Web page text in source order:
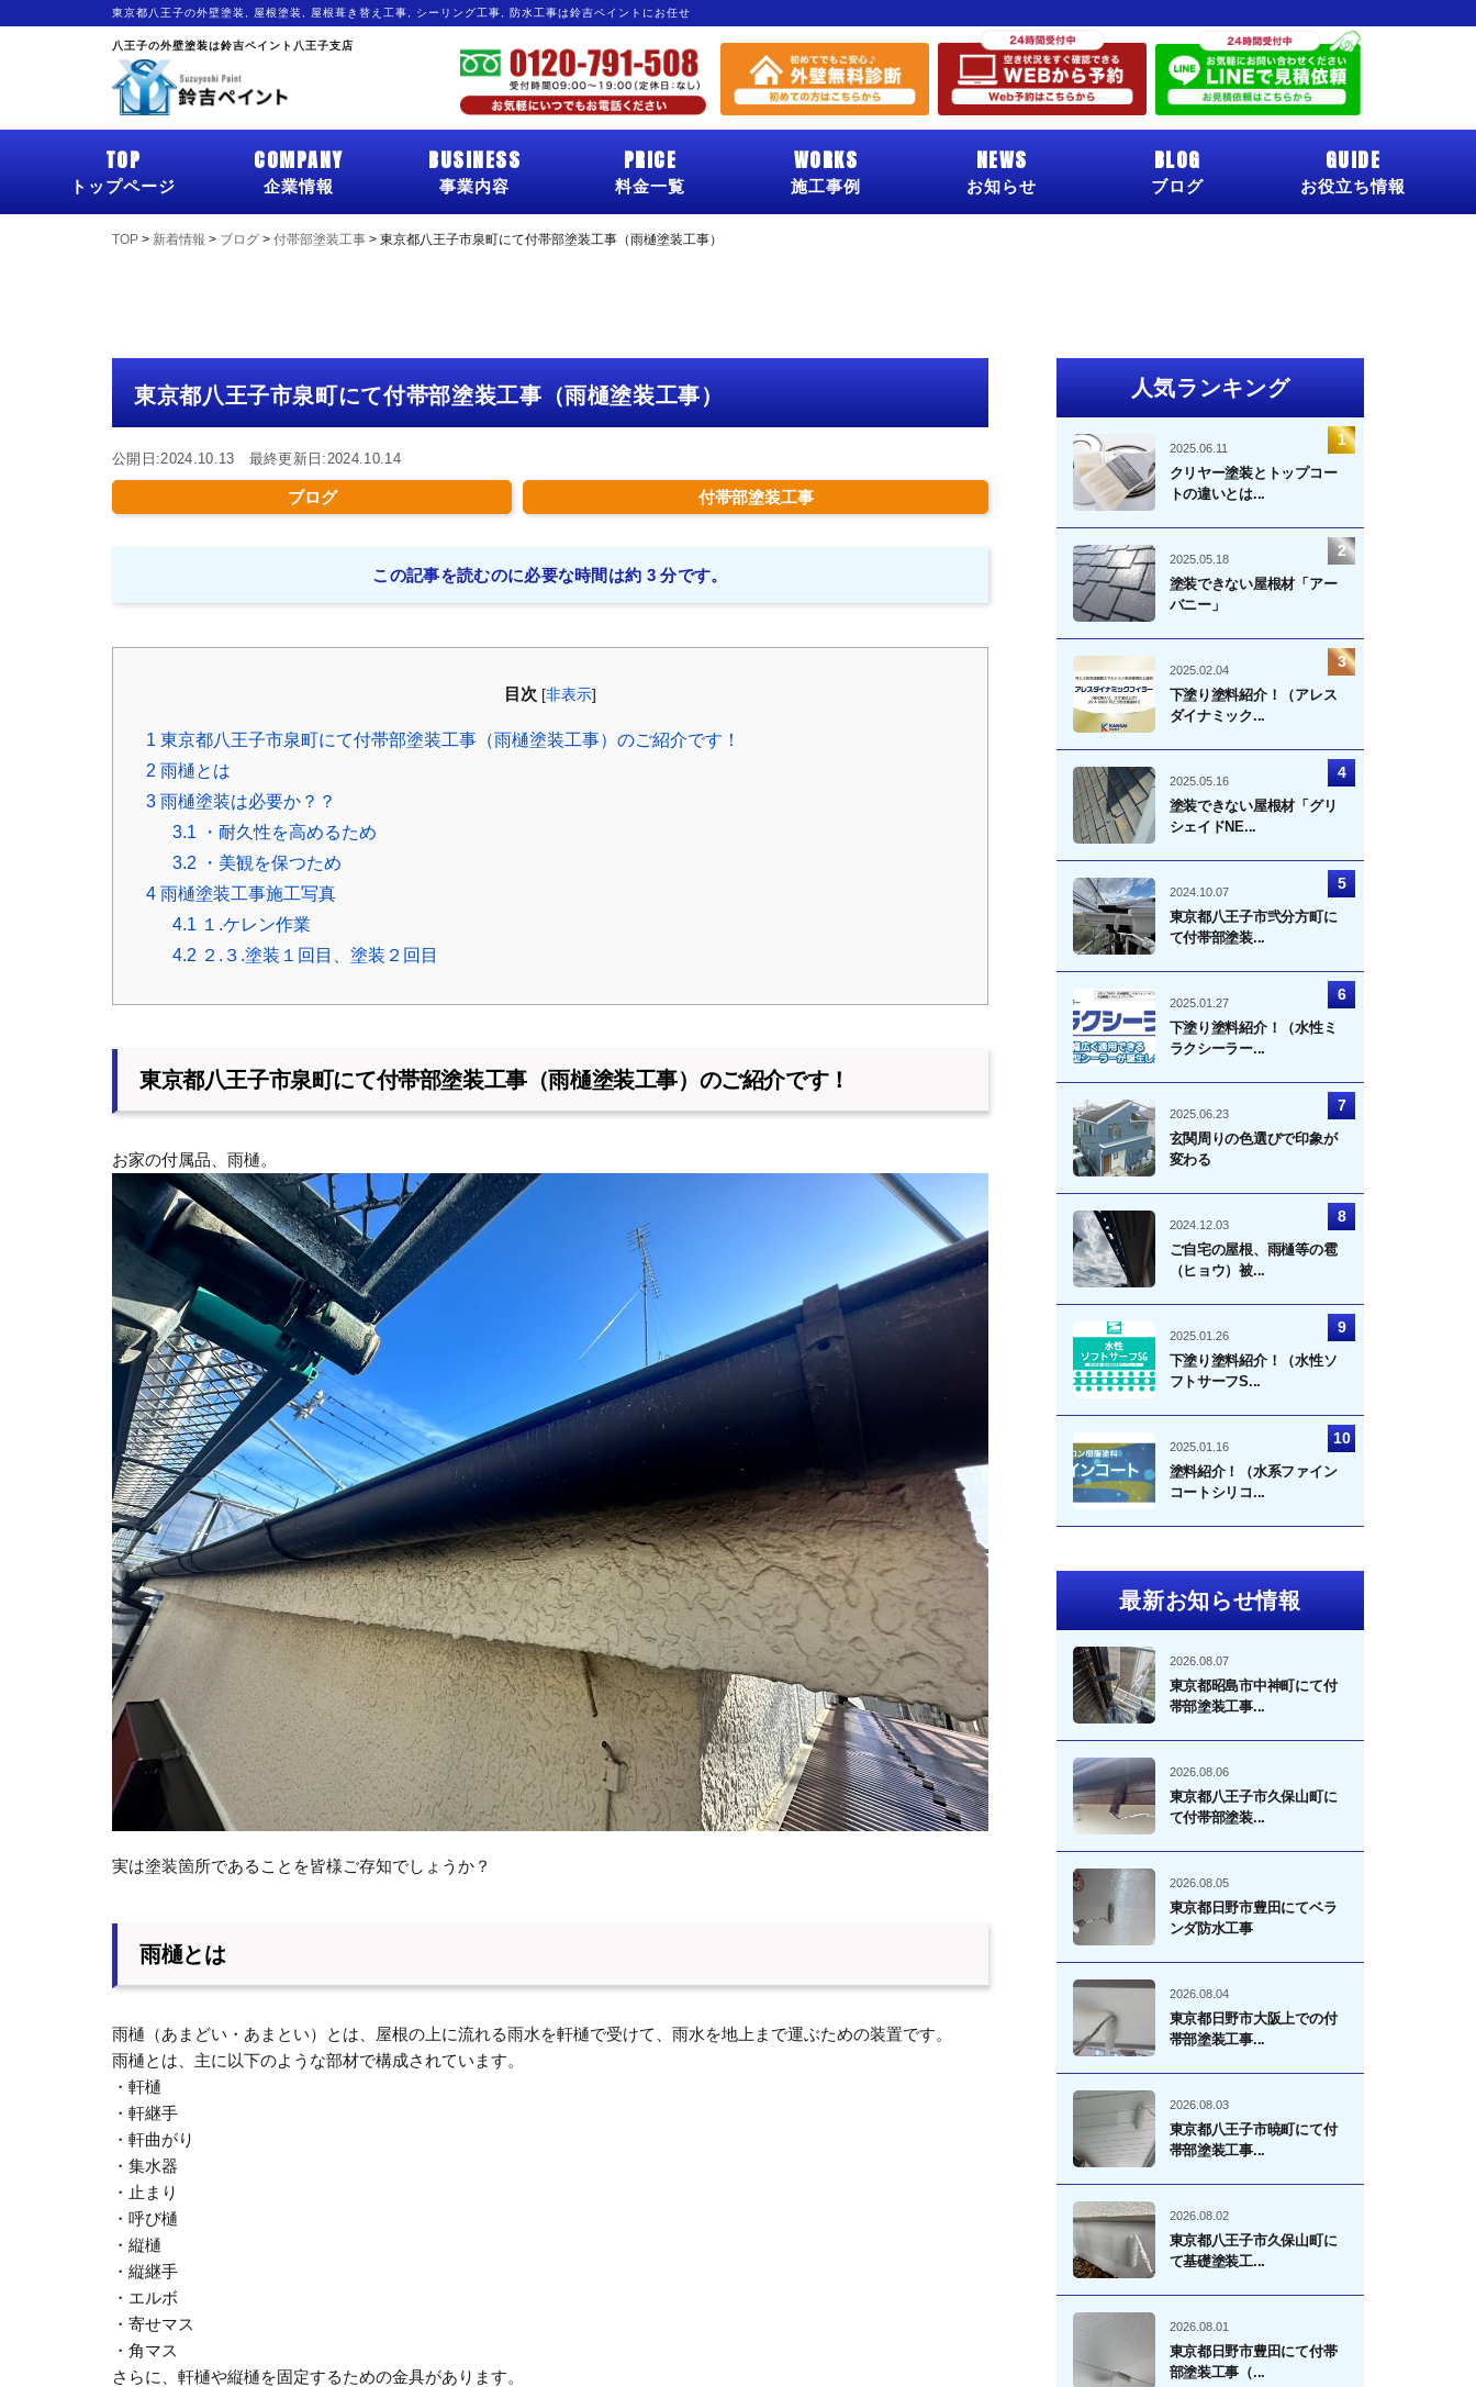
東京都八王子の外壁塗装, 屋根塗装, 屋根葺き替え工事, シーリング工事, 防水工事は鈴吉ペイントにお任せ
八王子の外壁塗装は鈴吉ペイント八王子支店
TOP
トップページ
COMPANY
企業情報
BUSINESS
事業内容
PRICE
料金一覧
WORKS
施工事例
NEWS
お知らせ
BLOG
ブログ
GUIDE
お役立ち情報
TOP > 新着情報 > ブログ > 付帯部塗装工事 > 東京都八王子市泉町にて付帯部塗装工事（雨樋塗装工事）
東京都八王子市泉町にて付帯部塗装工事（雨樋塗装工事）
公開日:2024.10.13 最終更新日:2024.10.14
ブログ 付帯部塗装工事
この記事を読むのに必要な時間は約 3 分です。
目次 [非表示]
1 東京都八王子市泉町にて付帯部塗装工事（雨樋塗装工事）のご紹介です！
2 雨樋とは
3 雨樋塗装は必要か？？
3.1 ・耐久性を高めるため
3.2 ・美観を保つため
4 雨樋塗装工事施工写真
4.1 １.ケレン作業
4.2 ２.３.塗装１回目、塗装２回目
東京都八王子市泉町にて付帯部塗装工事（雨樋塗装工事）のご紹介です！
お家の付属品、雨樋。
実は塗装箇所であることを皆様ご存知でしょうか？
雨樋とは
雨樋（あまどい・あまとい）とは、屋根の上に流れる雨水を軒樋で受けて、雨水を地上まで運ぶための装置です。
雨樋とは、主に以下のような部材で構成されています。
・軒樋
・軒継手
・軒曲がり
・集水器
・止まり
・呼び樋
・縦樋
・縦継手
・エルボ
・寄せマス
・角マス
さらに、軒樋や縦樋を固定するための金具があります。
人気ランキング
2025.06.11
クリヤー塗装とトップコー
トの違いとは...
2025.05.18
塗装できない屋根材「アー
バニー」
2025.02.04
下塗り塗料紹介！（アレス
ダイナミック...
2025.05.16
塗装できない屋根材「グリ
シェイドNE...
2024.10.07
東京都八王子市弐分方町に
て付帯部塗装...
2025.01.27
下塗り塗料紹介！（水性ミ
ラクシーラー...
2025.06.23
玄関周りの色選びで印象が
変わる
2024.12.03
ご自宅の屋根、雨樋等の雹
（ヒョウ）被...
2025.01.26
下塗り塗料紹介！（水性ソ
フトサーフS...
2025.01.16
塗料紹介！（水系ファイン
コートシリコ...
最新お知らせ情報
2026.08.07
東京都昭島市中神町にて付
帯部塗装工事...
2026.08.06
東京都八王子市久保山町に
て付帯部塗装...
2026.08.05
東京都日野市豊田にてベラ
ンダ防水工事
2026.08.04
東京都日野市大阪上での付
帯部塗装工事...
2026.08.03
東京都八王子市暁町にて付
帯部塗装工事...
2026.08.02
東京都八王子市久保山町に
て基礎塗装工...
2026.08.01
東京都日野市豊田にて付帯
部塗装工事（...